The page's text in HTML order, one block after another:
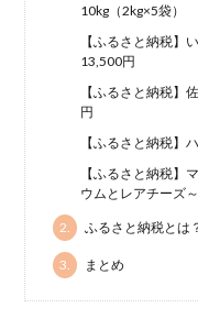
10kg（2kg×5袋）
【ふるさと納税】
13,500円
【ふるさと納税
円
【ふるさと納税
【ふるさと納税】
ウムとレアチーズ
2. ふるさと納税とは
3. まとめ